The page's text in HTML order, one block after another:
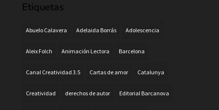
Etiquetas
Abuelo Calavera Adelaida Borrás Adolescencia
Aleix Folch Animación Lectora Barcelona
Canal Creatividad 3.5 Cartas de amor Catalunya
Creatividad derechos de autor Editorial Barcanova